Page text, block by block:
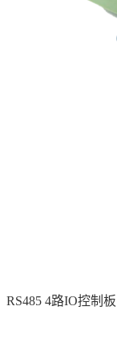
RS485 4路IO控制板